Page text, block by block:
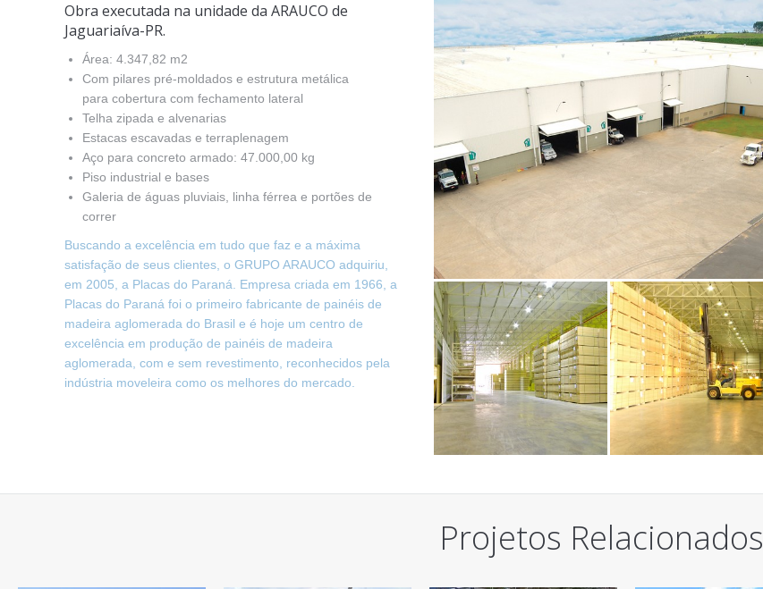
Obra executada na unidade da ARAUCO de
Jaguariaíva-PR.
Área: 4.347,82 m2
Com pilares pré-moldados e estrutura metálica
para cobertura com fechamento lateral
Telha zipada e alvenarias
Estacas escavadas e terraplenagem
Aço para concreto armado: 47.000,00 kg
Piso industrial e bases
Galeria de águas pluviais, linha férrea e portões de
correr
Buscando a excelência em tudo que faz e a máxima
satisfação de seus clientes, o GRUPO ARAUCO adquiriu,
em 2005, a Placas do Paraná. Empresa criada em 1966, a
Placas do Paraná foi o primeiro fabricante de painéis de
madeira aglomerada do Brasil e é hoje um centro de
excelência em produção de painéis de madeira
aglomerada, com e sem revestimento, reconhecidos pela
indústria moveleira como os melhores do mercado.
Projetos Relacionados